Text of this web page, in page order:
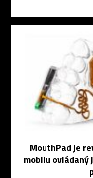
MouthPad je
mobilu ovládaný